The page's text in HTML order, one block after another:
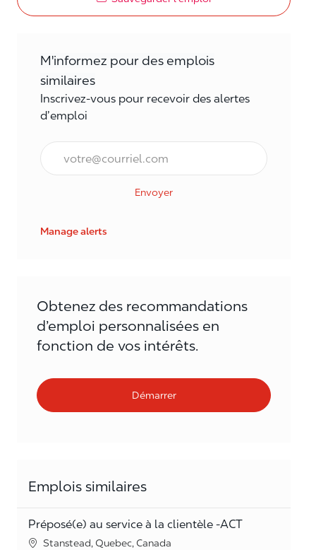
M'informez pour des emplois
similaires
Inscrivez-vous pour recevoir des alertes
d’emploi
Courriel*
Envoyer
Manage alerts
Obtenez des recommandations
d’emploi personnalisées en
fonction de vos intérêts.
Démarrer
Emplois similaires
Préposé(e) au service à la clientèle -ACT
LieuStanstead, Quebec, Canada